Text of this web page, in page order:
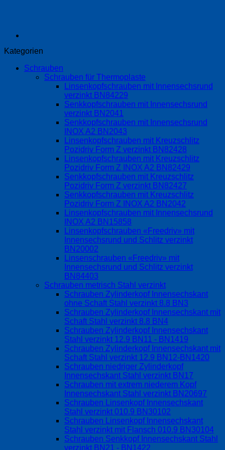
Kategorien
Schrauben
Schrauben für Thermoplaste
Linsenkopfschrauben mit Innensechsrund
verzinkt BN84229
Senkkopfschrauben mit Innensechsrund
verzinkt BN2041
Senkkopfschrauben mit Innensechsrund
INOX A2 BN2043
Linsenkopfschrauben mit Kreuzschlitz
Pozidriv Form Z verzinkt BN82428
Linsenkopfschrauben mit Kreuzschlitz
Pozidriv Form Z INOX A2 BN82429
Senkkopfschrauben mit Kreuzschlitz
Pozidriv Form Z verzinkt BN82427
Senkkopfschrauben mit Kreuzschlitz
Pozidriv Form Z INOX A2 BN2042
Linsenkopfschrauben mit Innensechsrund
INOX A2 BN15858
Linsenkopfschrauben «Freedriv» mit
Innensechsrund und Schlitz verzinkt
BN20002
Linsenschrauben «Freedriv» mit
Innensechsrund und Schlitz verzinkt
BN84403
Schrauben metrisch Stahl verzinkt
Schrauben Zylinderkopf Innensechskant
ohne Schaft Stahl verzinkt 8.8 BN3
Schrauben Zylinderkopf Innensechskant mit
Schaft Stahl verzinkt 8.8 BN4
Schrauben Zylinderkopf Innensechskant
Stahl verzinkt 12.9 BN11 - BN1419
Schrauben Zylinderkopf Innensechskant mit
Schaft Stahl verzinkt 12.9 BN12-BN1420
Schrauben niedriger Zylinderkopf
Innensechskant Stahl verzinkt BN17
Schrauben mit extrem niederem Kopf
Innensechskant Stahl verzinkt BN20697
Schrauben Linsenkopf Innensechskant
Stahl verzinkt 010.9 BN30102
Schrauben Linsenkopf Innensechskant
Stahl verzinkt mit Flansch 010.9 BN30104
Schrauben Senkkopf Innensechskant Stahl
verzinkt BN21 - BN1422